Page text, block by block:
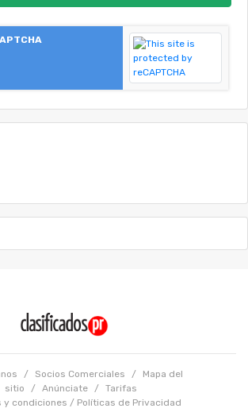
/ Socios Comerciales /
Mapa del
sitio
/ Anúnciate /
Tarifas
y condiciones / Políticas de Privacidad